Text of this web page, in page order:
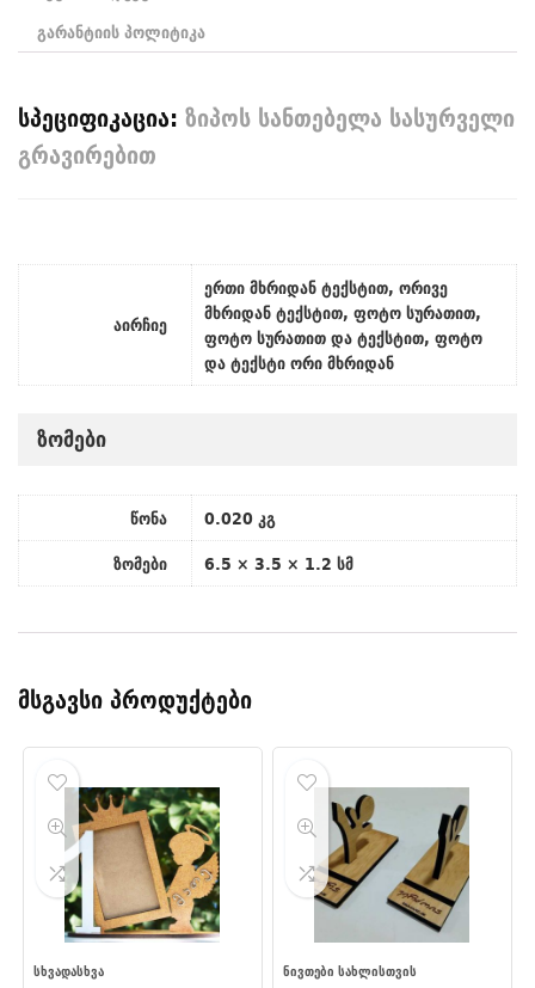
გარანტიის პოლიტიკა
სპეციფიკაცია: ზიპოს სანთებელა სასურველი
გრავირებით
აირჩიე
ერთი მხრიდან ტექსტით, ორივე
მხრიდან ტექსტით, ფოტო სურათით,
ფოტო სურათით და ტექსტით, ფოტო
და ტექსტი ორი მხრიდან
ზომები
წონა
0.020 კგ
ზომები
6.5 × 3.5 × 1.2 სმ
მსგავსი პროდუქტები
ᲡᲮᲕᲐᲓᲐᲡᲮᲕᲐ ᲜᲘᲕᲗᲔᲑᲘ ᲡᲐᲮᲚᲘᲡᲗᲕᲘᲡ